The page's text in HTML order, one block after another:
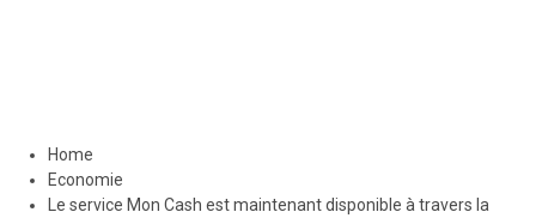
Home
Economie
Le service Mon Cash est maintenant disponible à travers la